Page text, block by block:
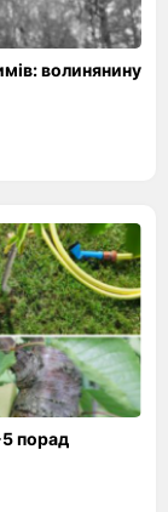
волинянину
порад